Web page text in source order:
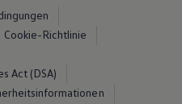
Cookie-Richtlinie
Act (DSA)